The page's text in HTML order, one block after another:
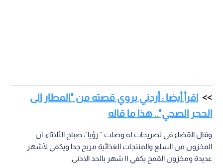
اقرأ أيضا : أردني يروي قصته من "المطار الى
الحجر الصحي".. هذا ما قاله
وقال القضاء في تصريحات له وصلت " رؤيا"، صباح الثلاثاء، ان
المخزون من السلع والمنتجات الغذائية مريح جدا ويكفي لأشهر
عديدة ومخزون القمح يكفي ١١ شهر بالحد الادنى.